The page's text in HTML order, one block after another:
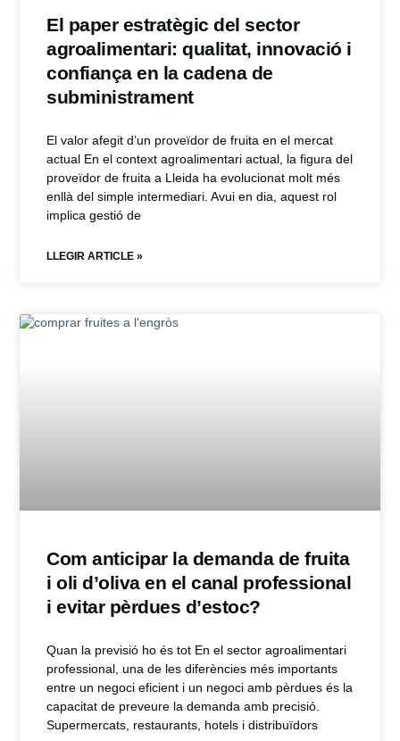
El paper estratègic del sector
agroalimentari: qualitat, innovació i
confiança en la cadena de
subministrament
El valor afegit d’un proveïdor de fruita en el mercat
actual En el context agroalimentari actual, la figura del
proveïdor de fruita a Lleida ha evolucionat molt més
enllà del simple intermediari. Avui en dia, aquest rol
implica gestió de
LLEGIR ARTICLE »
Com anticipar la demanda de fruita
i oli d’oliva en el canal professional
i evitar pèrdues d’estoc?
Quan la previsió ho és tot En el sector agroalimentari
professional, una de les diferències més importants
entre un negoci eficient i un negoci amb pèrdues és la
capacitat de preveure la demanda amb precisió.
Supermercats, restaurants, hotels i distribuïdors